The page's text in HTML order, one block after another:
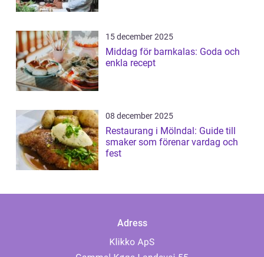
15 december 2025
Middag för barnkalas: Goda och
enkla recept
08 december 2025
Restaurang i Mölndal: Guide till
smaker som förenar vardag och
fest
Adress